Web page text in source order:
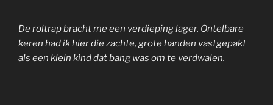
De roltrap bracht me een verdieping lager. Ontelbare
keren had ik hier die zachte, grote handen vastgepakt
als een klein kind dat bang was om te verdwalen.